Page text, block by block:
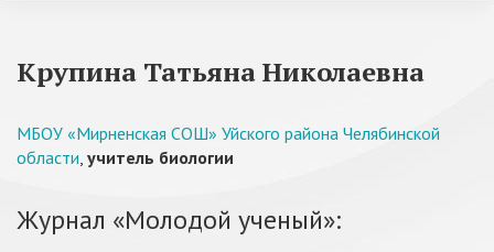
Крупина Татьяна Николаевна
МБОУ «Мирненская СОШ» Уйского района Челябинской
области, учитель биологии
Журнал «Молодой ученый»: